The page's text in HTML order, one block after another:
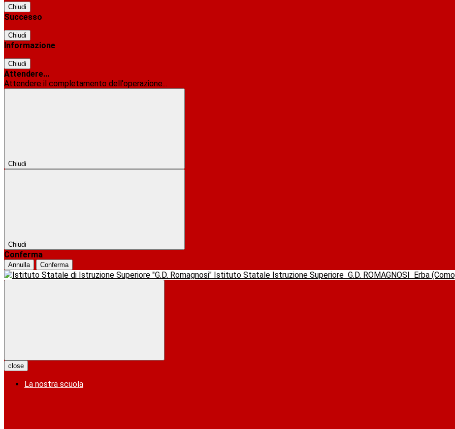
Chiudi
Successo
Chiudi
Informazione
Chiudi
Attendere...
Attendere il completamento dell'operazione...
Chiudi
Chiudi
Conferma
Annulla Conferma
Istituto Statale Istruzione Superiore G.D. ROMAGNOSI Erba
close
La nostra scuola